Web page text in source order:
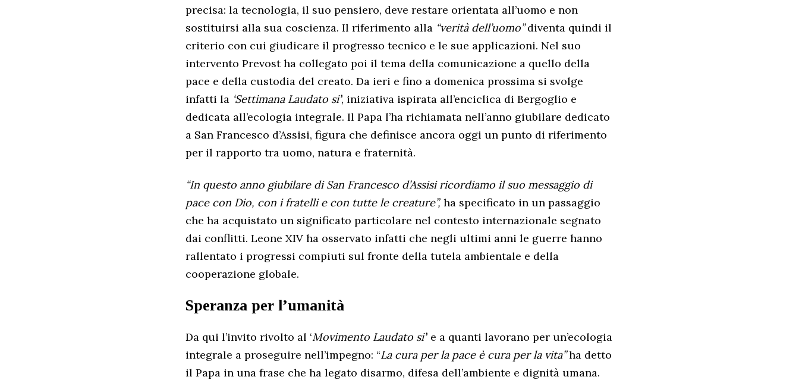
precisa: la tecnologia, il suo pensiero, deve restare orientata all’uomo e non
sostituirsi alla sua coscienza. Il riferimento alla “verità dell’uomo”diventa quindi il
criterio con cui giudicare il progresso tecnico e le sue applicazioni. Nel suo
intervento Prevost ha collegato poi il tema della comunicazione a quello della
pace e della custodia del creato. Da ieri e fino a domenica prossima si svolge
infatti la ‘Settimana Laudato si’’, iniziativa ispirata all’enciclica di Bergoglio e
dedicata all’ecologia integrale. Il Papa l’ha richiamata nell’anno giubilare dedicato
a San Francesco d’Assisi, figura che definisce ancora oggi un punto di riferimento
per il rapporto tra uomo, natura e fraternità.
“In questo anno giubilare di San Francesco d’Assisi ricordiamo il suo messaggio di
pace con Dio, con i fratelli e con tutte le creature”, ha specificato in un passaggio
che ha acquistato un significato particolare nel contesto internazionale segnato
dai conflitti. Leone XIV ha osservato infatti che negli ultimi anni le guerre hanno
rallentato i progressi compiuti sul fronte della tutela ambientale e della
cooperazione globale.
Speranza per l’umanità
Da qui l’invito rivolto al ‘Movimento Laudato si’’ e a quanti lavorano per un’ecologia
integrale a proseguire nell’impegno: “La cura per la pace è cura per la vita”ha detto
il Papa in una frase che ha legato disarmo, difesa dell’ambiente e dignità umana.